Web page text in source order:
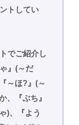
トしてい
でご紹介し
』(～だ
～ほ?』(～
、『ぶち』
)、『よう